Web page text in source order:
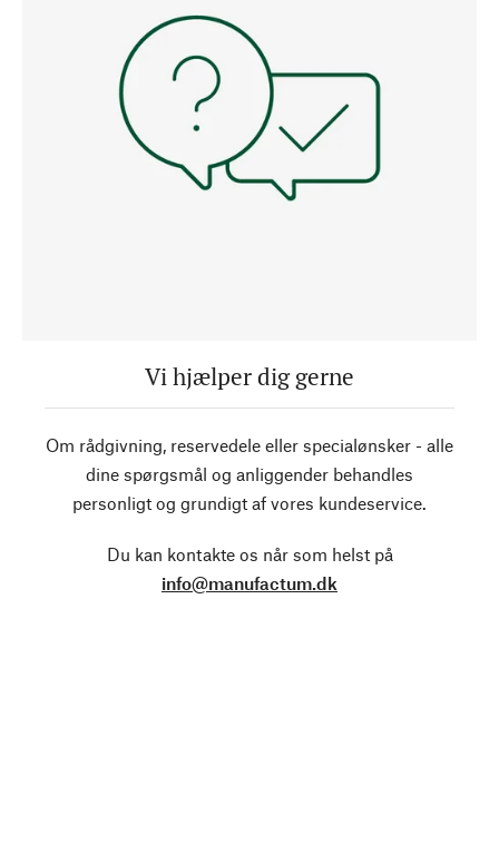
Vi hjælper dig gerne
Om rådgivning, reservedele eller specialønsker - alle
dine spørgsmål og anliggender behandles
personligt og grundigt af vores kundeservice.
Du kan kontakte os når som helst på
info@manufactum.dk